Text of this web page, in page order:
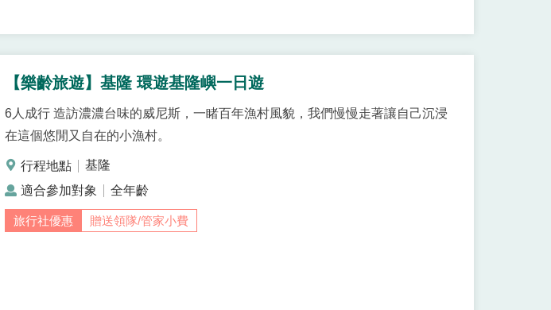
【樂齡旅遊】基隆 環遊基隆嶼一日遊
6人成行 造訪濃濃台味的威尼斯，一睹百年漁村風貌，我們慢慢走著讓自己沉浸
在這個悠閒又自在的小漁村。
基隆
全年齡
贈送領隊/管家小費